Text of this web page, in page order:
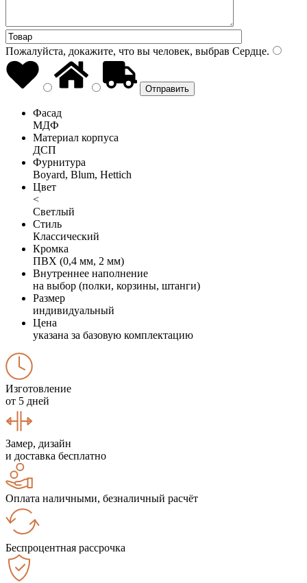
Пожалуйста, докажите, что вы человек, выбрав Сердце.
Фасад
МДФ
Материал корпуса
ДСП
Фурнитура
Boyard, Blum, Hettich
Цвет
<
Светлый
Стиль
Классический
Кромка
ПВХ (0,4 мм, 2 мм)
Внутреннее наполнение
на выбор (полки, корзины, штанги)
Размер
индивидуальный
Цена
указана за базовую комплектацию
Изготовление
от 5 дней
Замер, дизайн
и доставка бесплатно
Оплата наличными, безналичный расчёт
Беспроцентная рассрочка